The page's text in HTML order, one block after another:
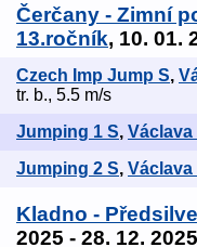
Čerčany - Zimní
13.ročník, 10. 01.
Czech Imp Jump S,
tr. b., 5.5 m/s
Jumping 1 S,
Jumping 2 S,
Kladno -
2025 - 28. 12. 2025